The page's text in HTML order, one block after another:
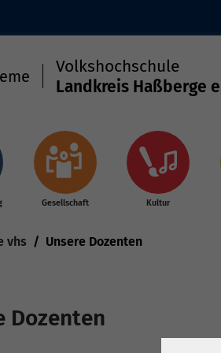
Volkshochschule
Landkreis Haßberge
Gesellschaft Kultur
vhs Unsere Dozenten
Dozenten